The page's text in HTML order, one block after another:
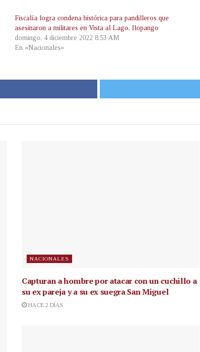
Fiscalía logra condena histórica para pandilleros que
asesinaron a militares en Vista al Lago, Ilopango
domingo, 4 diciembre 2022 8:53 AM
En «Nacionales»
NACIONALES
Capturan a hombre por atacar con un cuchillo a
su ex pareja y a su ex suegra San Miguel
HACE 2 DÍAS